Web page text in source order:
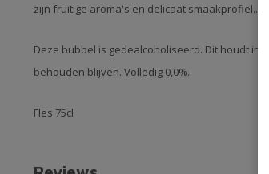
zijn fruitige aroma's en delicaat smaakprofiel..
Deze bubbel is gedealcoholiseerd. Dit houdt in
behouden blijven. Volledig 0,0%.
Fles 75cl